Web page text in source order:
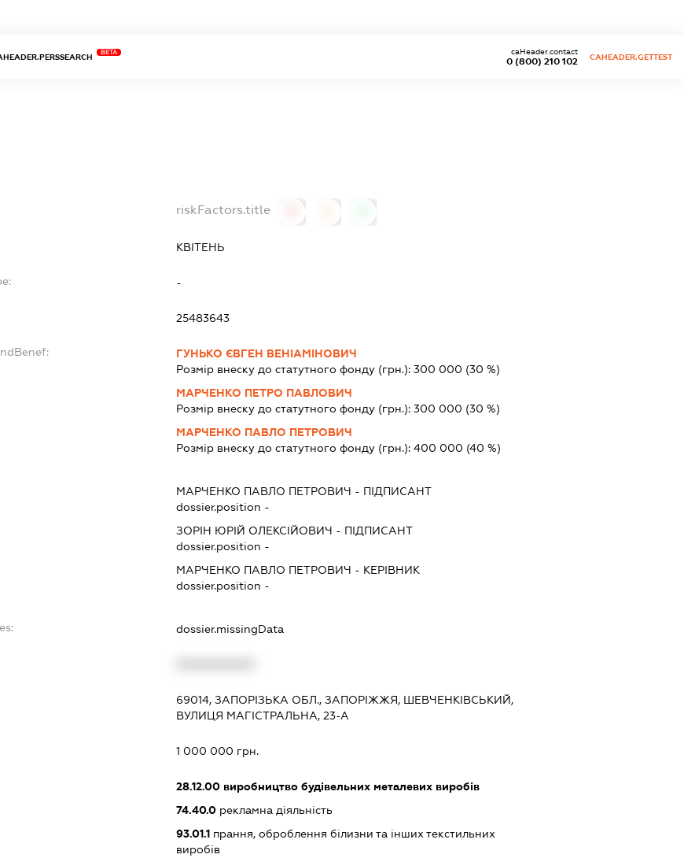
BETA
0 (800) 210 102
caHeader.contact
CAHEADER.GETTEST
riskFactors.title
КВІТЕНЬ
-
25483643
ГУНЬКО ЄВГЕН ВЕНІАМІНОВИЧ
Розмір внеску до статутного фонду (грн.): 300 000 (30 %)
МАРЧЕНКО ПЕТРО ПАВЛОВИЧ
Розмір внеску до статутного фонду (грн.): 300 000 (30 %)
МАРЧЕНКО ПАВЛО ПЕТРОВИЧ
Розмір внеску до статутного фонду (грн.): 400 000 (40 %)
МАРЧЕНКО ПАВЛО ПЕТРОВИЧ - ПІДПИСАНТ
dossier.position -
ЗОРІН ЮРІЙ ОЛЕКСІЙОВИЧ - ПІДПИСАНТ
dossier.position -
МАРЧЕНКО ПАВЛО ПЕТРОВИЧ - КЕРІВНИК
dossier.position -
dossier.missingData
69014, ЗАПОРІЗЬКА ОБЛ., ЗАПОРІЖЖЯ, ШЕВЧЕНКІВСЬКИЙ,
ВУЛИЦЯ МАГІСТРАЛЬНА, 23-А
1 000 000 грн.
28.12.00виробництво будівельних металевих виробів
74.40.0рекламна діяльність
93.01.1прання, оброблення білизни та інших текстильних
виробів